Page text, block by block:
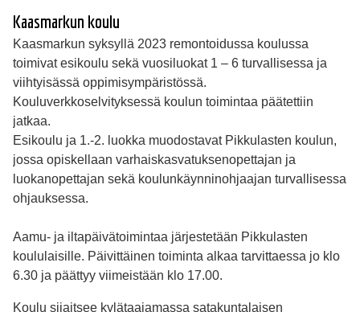
Kaasmarkun koulu
Kaasmarkun syksyllä 2023 remontoidussa koulussa
toimivat esikoulu sekä vuosiluokat 1 – 6 turvallisessa ja
viihtyisässä oppimisympäristössä.
Kouluverkkoselvityksessä koulun toimintaa päätettiin
jatkaa.
Esikoulu ja 1.-2. luokka muodostavat Pikkulasten koulun,
jossa opiskellaan varhaiskasvatuksenopettajan ja
luokanopettajan sekä koulunkäynninohjaajan turvallisessa
ohjauksessa.
Aamu- ja iltapäivätoimintaa järjestetään Pikkulasten
koululaisille. Päivittäinen toiminta alkaa tarvittaessa jo klo
6.30 ja päättyy viimeistään klo 17.00.
Koulu sijaitsee kylätaajamassa satakuntalaisen